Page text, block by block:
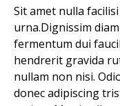
Sit amet nulla
urna.Dignissim
fermentum dui
hendrerit gravida
nullam non nisi.
donec adipiscing